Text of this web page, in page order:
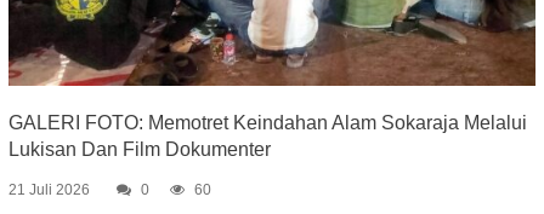
GALERI FOTO: Memotret Keindahan Alam Sokaraja Melalui
Lukisan Dan Film Dokumenter
21 Juli 2026 0 60